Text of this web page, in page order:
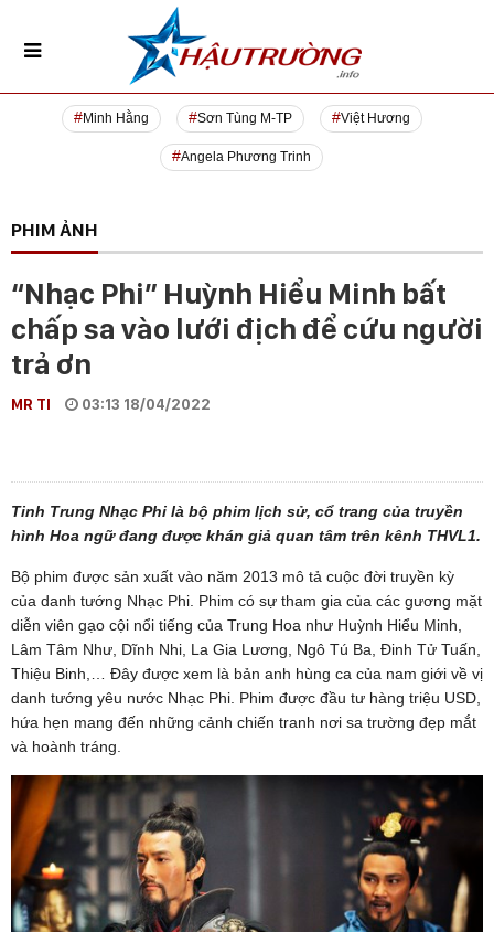
Minh Hằng Sơn Tùng M-TP Việt Hương
Angela Phương Trinh
PHIM ẢNH
“Nhạc Phi” Huỳnh Hiểu Minh bất
chấp sa vào lưới địch để cứu người
trả ơn
MR TI 03:13 18/04/2022
Tinh Trung Nhạc Phi là bộ phim lịch sử, cổ trang của truyền
hình Hoa ngữ đang được khán giả quan tâm trên kênh THVL1.
Bộ phim được sản xuất vào năm 2013 mô tả cuộc đời truyền kỳ
của danh tướng Nhạc Phi. Phim có sự tham gia của các gương mặt
diễn viên gạo cội nổi tiếng của Trung Hoa như Huỳnh Hiểu Minh,
Lâm Tâm Như, Dĩnh Nhi, La Gia Lương, Ngô Tú Ba, Đinh Tử Tuấn,
Thiệu Binh,… Đây được xem là bản anh hùng ca của nam giới về vị
danh tướng yêu nước Nhạc Phi. Phim được đầu tư hàng triệu USD,
hứa hẹn mang đến những cảnh chiến tranh nơi sa trường đẹp mắt
và hoành tráng.